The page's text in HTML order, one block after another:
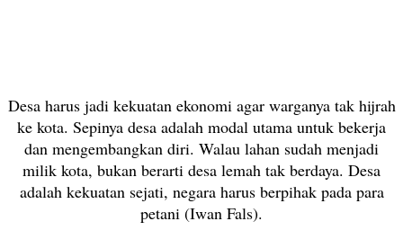
Desa harus jadi kekuatan ekonomi agar warganya tak hijrah
ke kota. Sepinya desa adalah modal utama untuk bekerja
dan mengembangkan diri. Walau lahan sudah menjadi
milik kota, bukan berarti desa lemah tak berdaya. Desa
adalah kekuatan sejati, negara harus berpihak pada para
petani (Iwan Fals).